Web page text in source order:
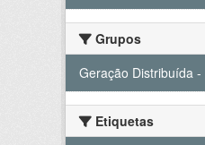
Grupos
Geração Distribuída -
Etiquetas